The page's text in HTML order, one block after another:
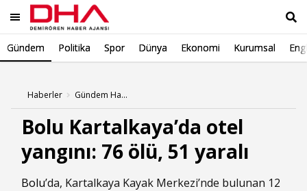
Gündem Politika Spor Dünya Ekonomi Kurumsal
Haberler Gündem Haberleri
Bolu Kartalkaya’da otel
yangını: 76 ölü, 51 yaralı
Bolu’da, Kartalkaya Kayak Merkezi’nde bulunan 12